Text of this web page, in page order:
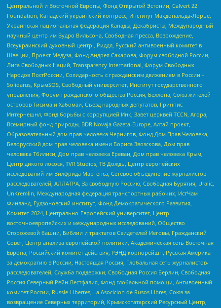
Центральной и Восточной Европы, Фонд Открытой Эстонии, Calvert 22
Foundation, Канадский украинский конгресс, Институт Макдональда-Лорье,
Украинская национальная федерация Канады, Декабристы, Международный
научный центр им Вудро Вильсона, Свободная пресса, Возрождение,
Всеукраинский духовный центр , Риддл, Русский антивоенный комитет в
Швеции, Проект Медуза, Фонд Андрея Сахарова, Форум свободной России,
Лига Свободных Наций, Transparеncy International, Форум Свободных
Народов ПостРоссии, Солидарность с гражданским движением в России –
Solidarus, КрымSOS, Свободный университет, Институт государственного
управления, Форум гражданского общества Россия, Беллона, Союз жителей
островов Тисима и Хабомаи, Съезд народных депутатов, Гринпис
Интернешнл, Фонд борьбы с коррупцией Инк, Завет церквей TCCN, Агора,
Всемирный фонд природы, BDR Novaja Gazeta-Europe, Алтай проект,
Образовательный дом прав человека Чернигов, Фонд Дом Прав Человека,
Белорусский дом прав человека имени Бориса Звозскова, Дом прав
человека Тбилиси, Дом прав человека Ереван, Дом прав человека Крым,
Центр дикого лосося, TVR Studios, ТВ Дождь, Центр европейских
исследований им Вилфрида Мартенса, Сетевое объединение журналистов
расследователей, АЛЛАТРА, За свободную Россию, Свободная Бурятия, Uralic,
UnKremlin, Международная федерация транспортных рабочих, ИстЧам
Финланд, Гудзоновский институт, Фонд Демократического Развития,
Комитет-2024, Центрально-Европейский университет, Центр
восточноевропейских и международных исследований, Общество
Сторожевой башни, Библии и трактатов Свидетелей Иеговы, Гражданский
Совет, Центр анализа европейской политики, Академическая сеть Восточная
Европа, Российский комитет действия, РЭНД корпорейшн, Русская Америка
за демократию в России, Настоящая Россия, Глобальная сеть журналистов-
расследователей, Служба поддержки, Свободная Россия Берлин, Свободная
Россия Северный Рейн-Вестфалия, Фонд глобальной помощи, Антивоенный
комитет России, Russie-Libertes, La Asocicion de Rusos Libres, Союз за
возвращение Северных территорий, Крымскотатарский Ресурсный Центр,